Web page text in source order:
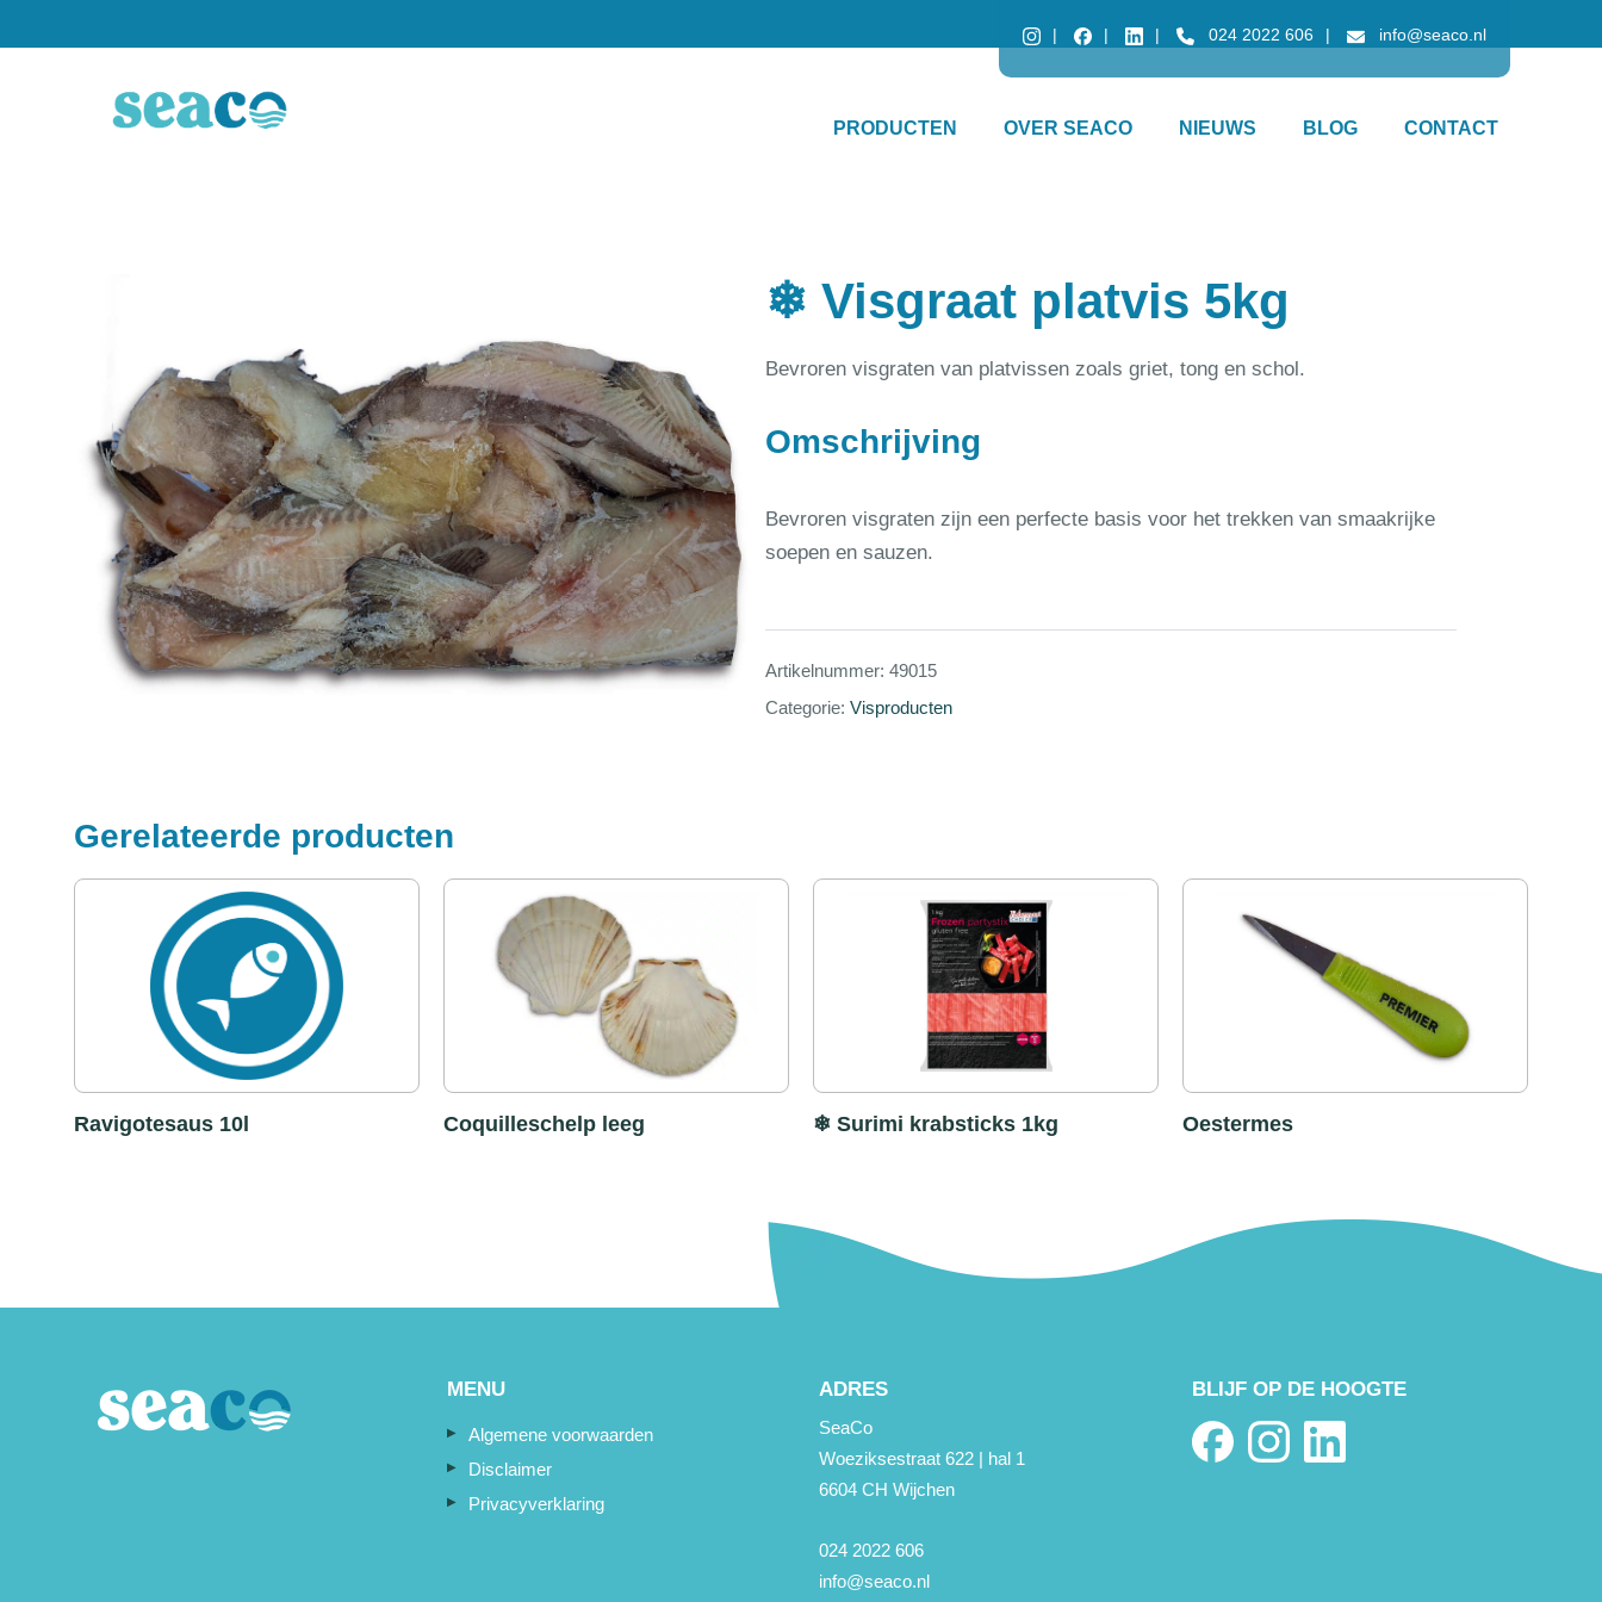
024 2022 606 info@seaco.nl
PRODUCTEN OVER SEACO NIEUWS BLOG CONTACT
❄ Visgraat platvis 5kg
Bevroren visgraten van platvissen zoals griet, tong en schol.
Omschrijving
Bevroren visgraten zijn een perfecte basis voor het trekken van smaakrijke
soepen en sauzen.
Artikelnummer: 49015
Categorie: Visproducten
Gerelateerde producten
Ravigotesaus 10l Coquilleschelp leeg ❄ Surimi krabsticks 1kg Oestermes
MENU
Algemene voorwaarden
Disclaimer
Privacyverklaring
ADRES
SeaCo
Woeziksestraat 622 | hal 1
6604 CH Wijchen
024 2022 606
info@seaco.nl
BLIJF OP DE HOOGTE